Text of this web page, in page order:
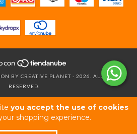
you accept the use of cookies
shopping experience.
BY CREATIVE PLANET - 2026. ALL RIGHTS
RESERVED.